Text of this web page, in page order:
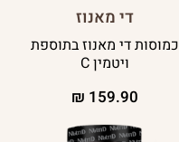
די מאנוז
כמוסות די מאנוז בתוספת
ויטמין C
159.90
₪